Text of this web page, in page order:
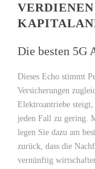
Die besten 5G
Dieses Echo stimmt
Versicherungen
Elektroantriebe
jeden Fall zu gering.
legen Sie dazu am
zurück, dass die
vernünftig